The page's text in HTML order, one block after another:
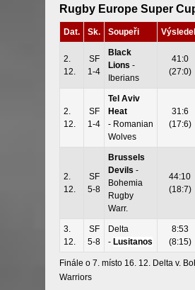
Rugby Europe Super
Dat. Sk. Soupeři
2.
12.
SF
1-4
Black
Lions -
Iberians
41:0
(27:0)
2.
12.
SF
1-4
Tel Aviv
Heat
- Romanian
Wolves
31:6
(17:6)
2.
12.
SF
5-8
Brussels
Devils -
Bohemia
Rugby
Warr.
44:10
(18:7)
3.
12.
SF
5-8
Delta
- Lusitanos
8:53
(8:15)
Finále o 7. místo 16. 12. Delta v.
Warriors